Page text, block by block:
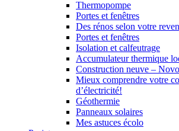
Thermopompe
Portes et fenêtres
Des rénos selon votre
Portes et fenêtres
Isolation et calfeutrage
Accumulateur thermique
Construction neuve –
Mieux comprendre votre
d’électricité!
Géothermie
Panneaux solaires
Mes astuces écolo